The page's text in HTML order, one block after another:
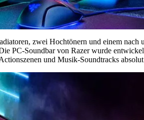
zwei Hochtönern und einem
PC-Soundbar von Razer wurde
und Musik-Soundtracks